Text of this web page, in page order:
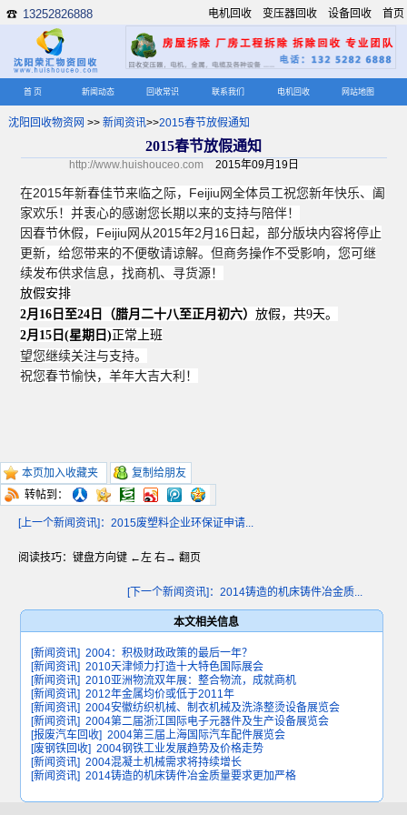
☎ 13252826888 首页
设备回收
变压器回收
电机回收
首 页 新闻动态 回收常识 联系我们 电机回收 网站地图
沈阳回收物资网 >> 新闻资讯>>2015春节放假通知
2015春节放假通知
http://www.huishouceo.com 2015年09月19日
在2015年新春佳节来临之际，Feijiu网全体员工祝您新年快乐、阖
家欢乐！并衷心的感谢您长期以来的支持与陪伴！
因春节休假，Feijiu网从2015年2月16日起，部分版块内容将停止
更新，给您带来的不便敬请谅解。但商务操作不受影响，您可继
续发布供求信息，找商机、寻货源！
放假安排
2月 16 日至24 日（腊月二十八至正月初六）放假，共9天。
2月15 日(星期日)正常上班
望您继续关注与支持。
祝您春节愉快，羊年大吉大利！
本页加入收藏夹
复制给朋友
转帖到：
[上一个新闻资讯]：2015废塑料企业环保证申请...
阅读技巧：键盘方向键 ←左 右→ 翻页
[下一个新闻资讯]：2014铸造的机床铸件冶金质...
本文相关信息
[新闻资讯] 2004：积极财政政策的最后一年？
[新闻资讯] 2010天津倾力打造十大特色国际展会
[新闻资讯] 2010亚洲物流双年展：整合物流，成就商机
[新闻资讯] 2012年金属均价或低于2011年
[新闻资讯] 2004安徽纺织机械、制衣机械及洗涤整烫设备展览会
[新闻资讯] 2004第二届浙江国际电子元器件及生产设备展览会
[报废汽车回收] 2004第三届上海国际汽车配件展览会
[废钢铁回收] 2004钢铁工业发展趋势及价格走势
[新闻资讯] 2004混凝土机械需求将持续增长
[新闻资讯] 2014铸造的机床铸件冶金质量要求更加严格